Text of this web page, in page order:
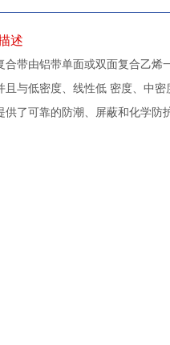
述
合带由铝带单面或双面复合乙烯
且与低密度、线性低 密度、中
供了可靠的防潮、屏蔽和化学防